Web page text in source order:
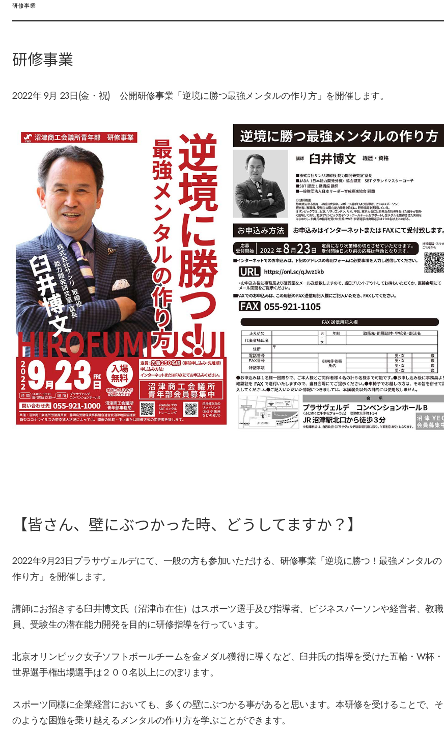
研修事業
研修事業
2022年 9月 23日(金・祝) 公開研修事業「逆境に勝つ最強メンタルの作り⽅」を開催します。
【皆さん、壁にぶつかった時、どうしてますか？】
2022年9月23日プラサヴェルデにて、一般の方も参加いただける、研修事業「逆境に勝つ！最強メンタルの
作り方」を開催します。
講師にお招きする臼井博文氏（沼津市在住）はスポーツ選手及び指導者、ビジネスパーソンや経営者、教職
員、受験生の潜在能力開発を目的に研修指導を行っています。
北京オリンピック女子ソフトボールチームを金メダル獲得に導くなど、臼井氏の指導を受けた五輪・W杯・
世界選手権出場選手は２００名以上にのぼります。
スポーツ同様に企業経営においても、多くの壁にぶつかる事があると思います。本研修を受けることで、そ
のような困難を乗り越えるメンタルの作り方を学ぶことができます。